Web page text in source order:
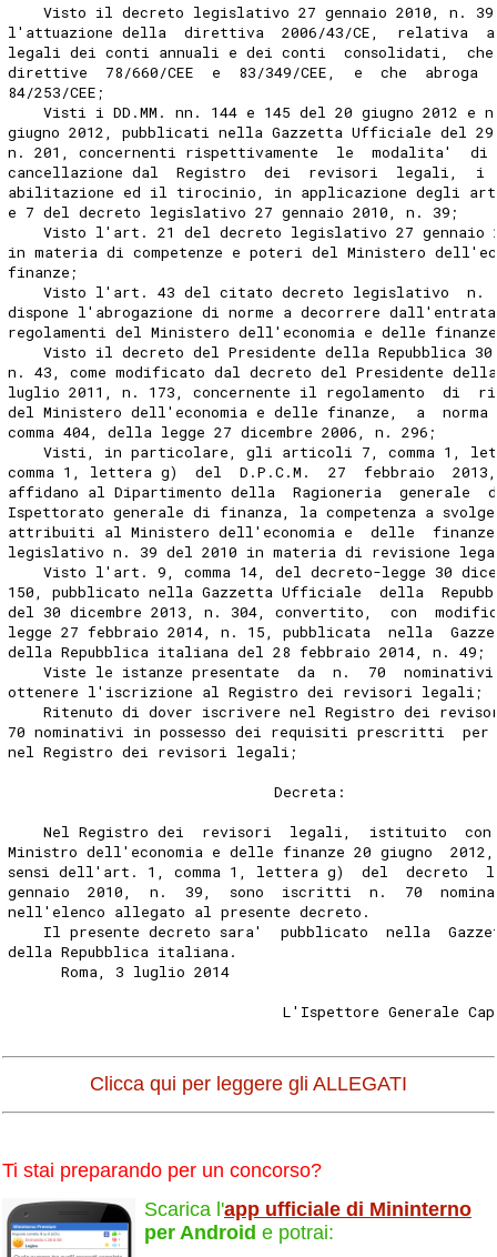
Visto il decreto legislativo 27 gennaio 2010, n.
l'attuazione della  direttiva  2006/43/CE,  relativa
legali dei conti annuali e dei conti  consolidati,
direttive  78/660/CEE  e  83/349/CEE,  e  che
84/253/CEE;
Visti i DD.MM. nn. 144 e 145 del 20 giugno 2012 e
giugno 2012, pubblicati nella Gazzetta Ufficiale del 29
n. 201, concernenti rispettivamente  le  modalita'
cancellazione dal  Registro  dei  revisori  legali,
abilitazione ed il tirocinio, in applicazione degli
e 7 del decreto legislativo 27 gennaio 2010, n. 39;
Visto l'art. 21 del decreto legislativo 27 gennaio
in materia di competenze e poteri del Ministero
finanze;
Visto l'art. 43 del citato decreto legislativo  n.
dispone l'abrogazione di norme a decorrere
regolamenti del Ministero dell'economia e delle
Visto il decreto del Presidente della Repubblica
n. 43, come modificato dal decreto del Presidente della
luglio 2011, n. 173, concernente il regolamento  di
del Ministero dell'economia e delle finanze,  a
comma 404, della legge 27 dicembre 2006, n. 296;
Visti, in particolare, gli articoli 7, comma 1,
comma 1, lettera g)  del  D.P.C.M.  27  febbraio
affidano al Dipartimento della  Ragioneria  generale
Ispettorato generale di finanza, la competenza a
attribuiti al Ministero dell'economia e  delle
legislativo n. 39 del 2010 in materia di revisione
Visto l'art. 9, comma 14, del decreto-legge 30
150, pubblicato nella Gazzetta Ufficiale  della
del 30 dicembre 2013, n. 304, convertito,  con
legge 27 febbraio 2014, n. 15, pubblicata  nella
della Repubblica italiana del 28 febbraio 2014, n. 49;
Viste le istanze presentate  da  n.  70
ottenere l'iscrizione al Registro dei revisori legali;
Ritenuto di dover iscrivere nel Registro dei
70 nominativi in possesso dei requisiti prescritti
nel Registro dei revisori legali;
                              Decreta:
Nel Registro dei  revisori  legali,  istituito
Ministro dell'economia e delle finanze 20 giugno
sensi dell'art. 1, comma 1, lettera g)  del  decreto
gennaio  2010,  n.  39,  sono  iscritti  n.  70
nell'elenco allegato al presente decreto.
Il presente decreto sara'  pubblicato  nella
della Repubblica italiana.
      Roma, 3 luglio 2014
L'Ispettore Generale
Clicca qui per leggere gli ALLEGATI
Ti stai preparando per un concorso?
Scarica l'app ufficiale di Mininterno
per Android e potrai: